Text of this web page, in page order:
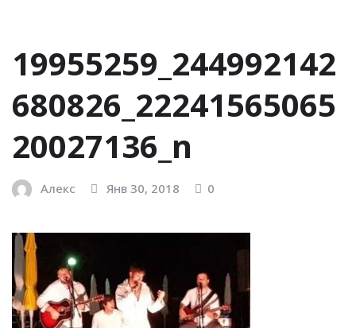
19955259_244992142
680826_22241565065
20027136_n
Алекс Янв 30, 2018 0